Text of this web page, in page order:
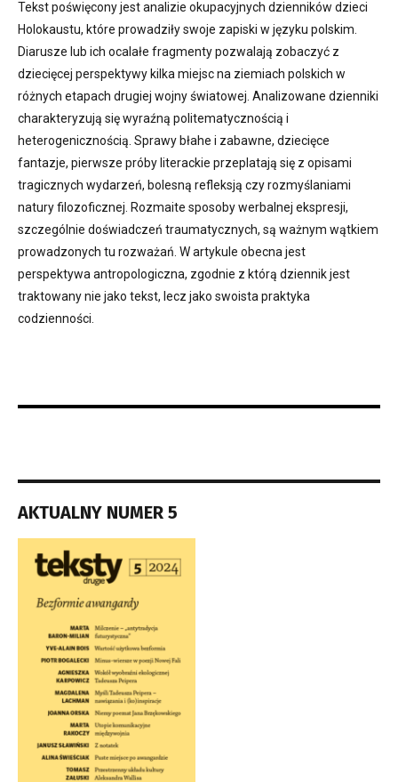
Tekst poświęcony jest analizie okupacyjnych dzienników dzieci
Holokaustu, które prowadziły swoje zapiski w języku polskim.
Diarusze lub ich ocalałe fragmenty pozwalają zobaczyć z
dziecięcej perspektywy kilka miejsc na ziemiach polskich w
różnych etapach drugiej wojny światowej. Analizowane dzienniki
charakteryzują się wyraźną politematycznością i
heterogenicznością. Sprawy błahe i zabawne, dziecięce
fantazje, pierwsze próby literackie przeplatają się z opisami
tragicznych wydarzeń, bolesną refleksją czy rozmyślaniami
natury filozoficznej. Rozmaite sposoby werbalnej ekspresji,
szczególnie doświadczeń traumatycznych, są ważnym wątkiem
prowadzonych tu rozważań. W artykule obecna jest
perspektywa antropologiczna, zgodnie z którą dziennik jest
traktowany nie jako tekst, lecz jako swoista praktyka
codzienności.
AKTUALNY NUMER 5